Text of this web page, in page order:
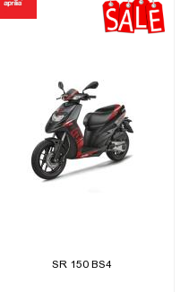
SR 150 BS4